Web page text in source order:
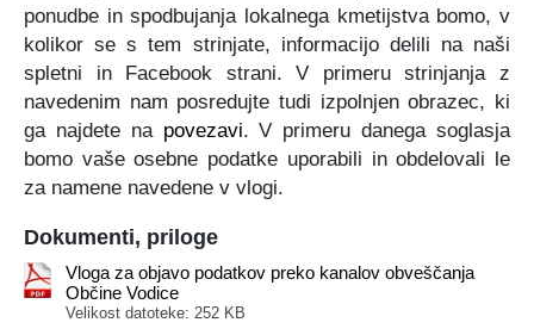
ponudbe in spodbujanja lokalnega kmetijstva bomo, v
kolikor se s tem strinjate, informacijo delili na naši
spletni in Facebook strani. V primeru strinjanja z
navedenim nam posredujte tudi izpolnjen obrazec, ki
ga najdete na povezavi. V primeru danega soglasja
bomo vaše osebne podatke uporabili in obdelovali le
za namene navedene v vlogi.
Dokumenti, priloge
Vloga za objavo podatkov preko kanalov obveščanja
Občine Vodice
Velikost datoteke: 252 KB